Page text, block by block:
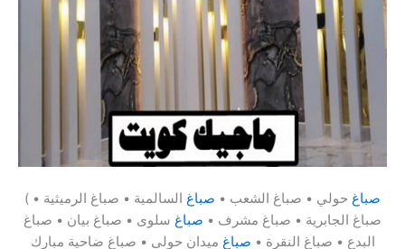
( صباغ حولي • صباغ الشعب • صباغ السالمية • صباغ الرميثية •
صباغ الجابرية • صباغ مشرف • صباغ سلوى • صباغ بيان • صباغ
البدع • صباغ النقرة • صباغ ميدان حولي • صباغ ضاحية مبارك